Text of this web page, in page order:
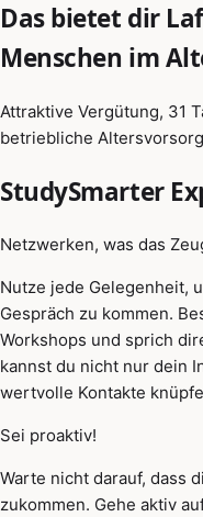
Das bietet dir
Menschen im
Attraktive Vergütung, 31
betriebliche
StudySmarter
Netzwerken, was das
Nutze jede Gelegenheit,
Gespräch zu kommen.
Workshops und sprich
kannst du nicht nur dein
wertvolle Kontakte
Sei proaktiv!
Warte nicht darauf, dass
zukommen. Gehe aktiv